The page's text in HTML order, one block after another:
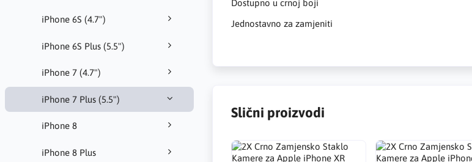
iPhone 6S (4.7")
iPhone 6S Plus (5.5")
iPhone 7 (4.7")
iPhone 7 Plus (5.5")
iPhone 8
iPhone 8 Plus
Dostupno u crnoj boji
Jednostavno za zamjeniti
Slični proizvodi